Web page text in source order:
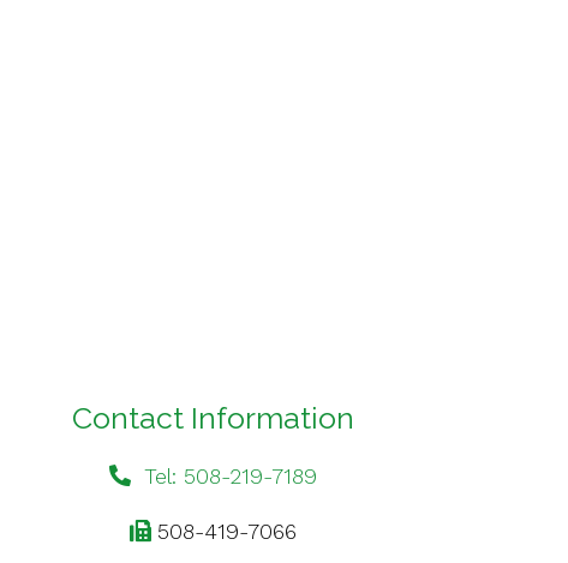
Contact Information
Tel: 508-219-7189
508-419-7066